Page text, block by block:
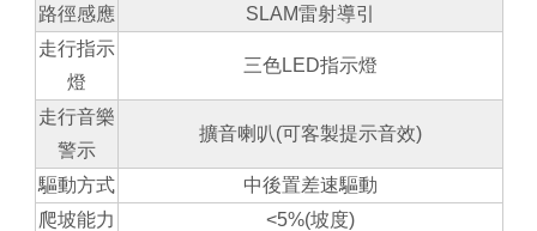
路徑感應
SLAM雷射導引
走行指示
燈
三色LED指示燈
走行音樂
警示
擴音喇叭(可客製提示音效)
驅動方式
中後置差速驅動
爬坡能力
<5%(坡度)